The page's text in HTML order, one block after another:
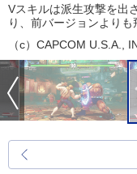
Vスキルは派生攻撃を出
り、前バージョンより
（c）CAPCOM U.S.A.,